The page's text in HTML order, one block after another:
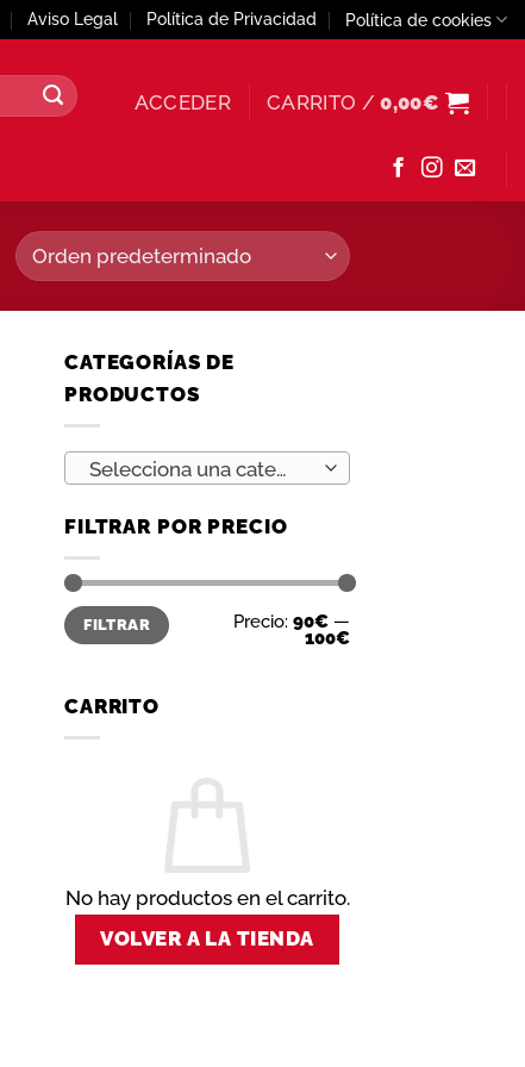
Aviso Legal Política de Privacidad Política de cookies
ACCEDER CARRITO /0,00€
CATEGORÍAS DE
PRODUCTOS
Selecciona una categoría
FILTRAR POR PRECIO
Precio
mínimo
Precio
máximo
FILTRAR Precio: 90€ —
100€
CARRITO
No hay productos en el carrito.
VOLVER A LA TIENDA